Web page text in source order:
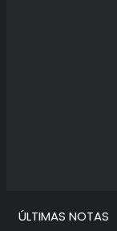
ÚLTIMAS NOTAS